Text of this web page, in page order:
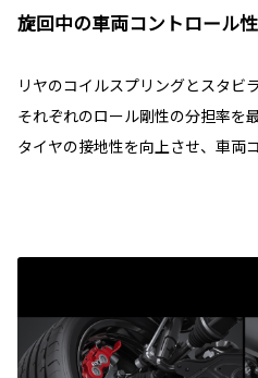
旋回中の車両コントロール
リヤのコイルスプリングとスタビ
それぞれのロール剛性の分担率を
タイヤの接地性を向上させ、車両